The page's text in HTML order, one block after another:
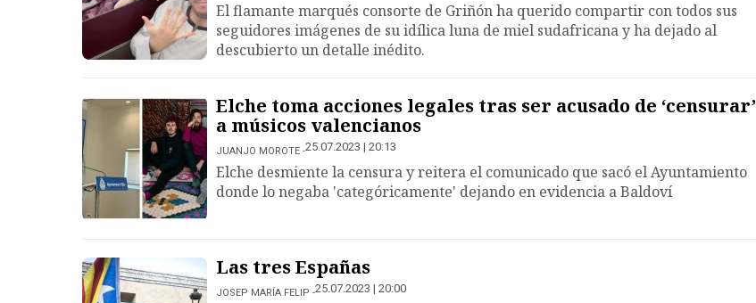
El flamante marqués consorte de Griñón ha querido compartir con todos sus
seguidores imágenes de su idílica luna de miel sudafricana y ha dejado al
descubierto un detalle inédito.
Elche toma acciones legales tras ser acusado de ‘censurar’
a músicos valencianos
JUANJO MOROTE 25.07.2023 | 20:13
Elche desmiente la censura y reitera el comunicado que sacó el Ayuntamiento
donde lo negaba 'categóricamente' dejando en evidencia a Baldoví
Las tres Españas
JOSEP MARÍA FELIP 25.07.2023 | 20:00